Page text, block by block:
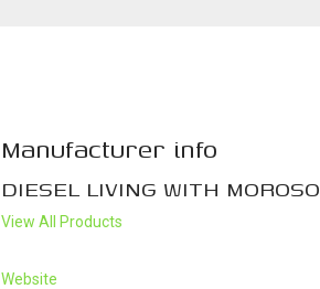
Manufacturer info
DIESEL LIVING WITH MOROSO
View All Products
Website